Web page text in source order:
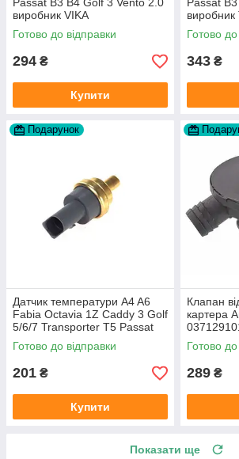
Passat B3 B4 Golf 3 Vento 2.0
виробник VIKA
Готово до відправки
294 ₴
Купити
Passat
виробник
Готово до
343 ₴
Подарунок
Датчик температури A4 A6
Fabia Octavia 1Z Caddy 3 Golf
5/6/7 Transporter T5 Passat
B6 (колір сірий)
Готово до відправки
201 ₴
Купити
Клапан
картера
Німеччина
Готово до
289 ₴
Показати ще